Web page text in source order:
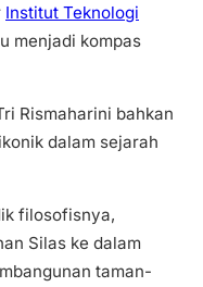
Institut Teknologi
menjadi kompas
Rismaharini bahkan
dalam sejarah
filosofisnya,
Silas ke dalam
taman-